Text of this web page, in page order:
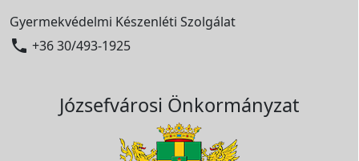
Gyermekvédelmi Készenléti Szolgálat
 +36 30/493-1925
Józsefvárosi Önkormányzat